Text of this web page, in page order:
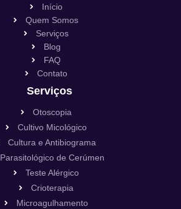
Início
Quem Somos
Serviços
Blog
FAQ
Contato
Serviços
Otoscopia
Cultivo Micológico
Cultura e Antibiograma
Parasitológico de Cerúmen
Teste Alérgico
Crioterapia
Microagulhamento